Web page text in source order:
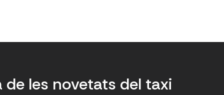
de les novetats del taxi